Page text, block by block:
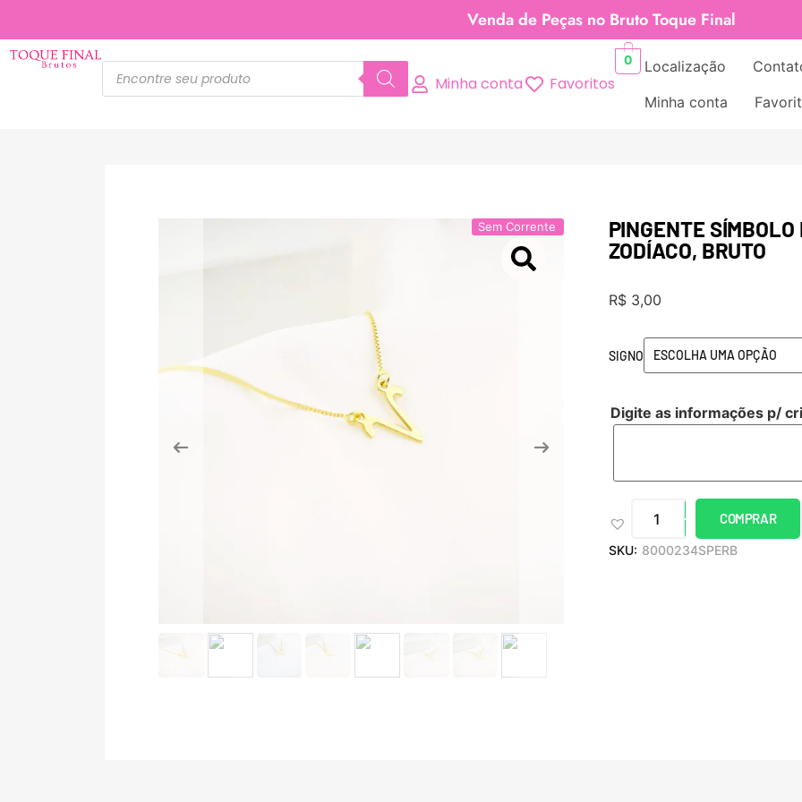
Venda de Peças no Bruto Toque Final
Minha conta Favoritos
0 Localização
Minha conta
Sem Corrente
PINGENTE SÍMBOLO
ZODÍACO, BRUTO
R$3,00
SIGNO
Digite as informações p/
COMPRAR
SKU: 8000234SPERB